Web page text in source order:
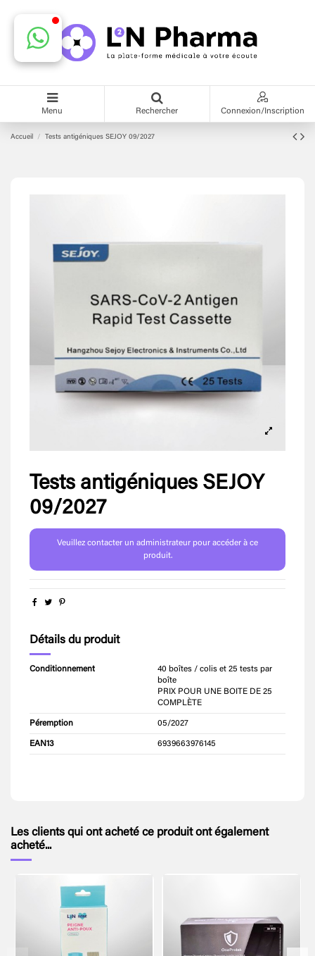
Menu Rechercher Connexion/Inscription
Accueil Tests antigéniques SEJOY 09/2027
Tests antigéniques SEJOY
09/2027
Veuillez contacter un administrateur pour accéder à ce
produit.
Détails du produit
Conditionnement
40 boîtes / colis et 25 tests par
boîte
PRIX POUR UNE BOITE DE 25
COMPLÈTE
Péremption 05/2027
EAN13 6939663976145
Les clients qui ont acheté ce produit ont également
acheté...